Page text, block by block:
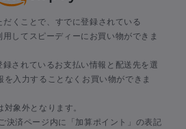
くことで、すでに登録されている
してスピーディーにお買い物ができま
されているお支払い情報と配送先を選
入力することなくお買い物ができま
象外となります。
済ページ内に「加算ポイント」の表記